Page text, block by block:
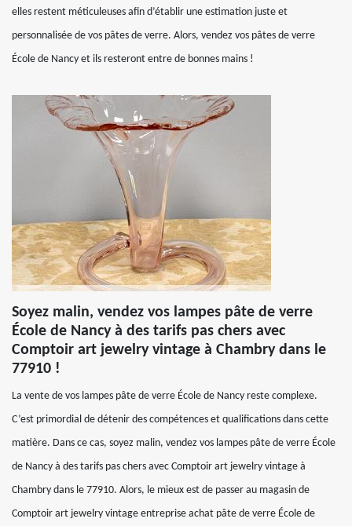
elles restent méticuleuses afin d’établir une estimation juste et
personnalisée de vos pâtes de verre. Alors, vendez vos pâtes de verre
École de Nancy et ils resteront entre de bonnes mains !
Soyez malin, vendez vos lampes pâte de verre
École de Nancy à des tarifs pas chers avec
Comptoir art jewelry vintage à Chambry dans le
77910 !
La vente de vos lampes pâte de verre École de Nancy reste complexe.
C’est primordial de détenir des compétences et qualifications dans cette
matière. Dans ce cas, soyez malin, vendez vos lampes pâte de verre École
de Nancy à des tarifs pas chers avec Comptoir art jewelry vintage à
Chambry dans le 77910. Alors, le mieux est de passer au magasin de
Comptoir art jewelry vintage entreprise achat pâte de verre École de